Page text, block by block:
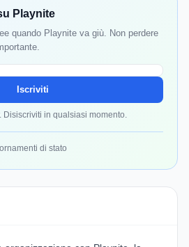
Playnite
quando Playnite va giù. Non perdere
Iscriviti
Disiscriviti in qualsiasi momento.
di stato